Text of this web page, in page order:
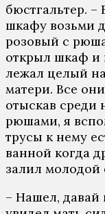
бюстгальтер.
шкафу возьми
розовый с
открыл шкаф и
лежал целый
матери. Все
отыскав
рюшами, я
трусы к нему
ванной когда
залил молодой
– Нашел, давай